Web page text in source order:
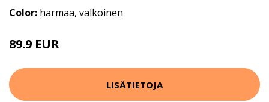
Color: harmaa, valkoinen
89.9 EUR
LISÄTIETOJA